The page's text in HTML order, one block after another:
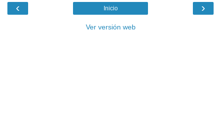
‹ ›
Inicio
Ver versión web